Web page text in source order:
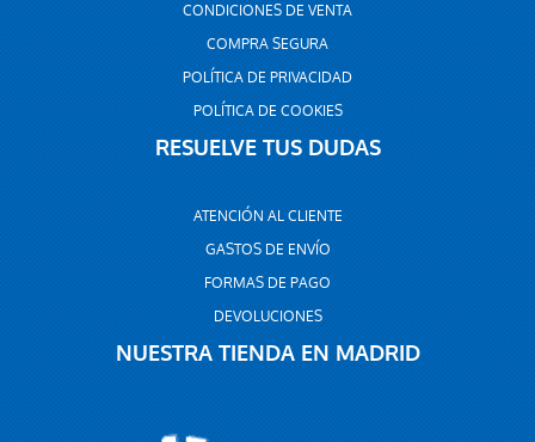
CONDICIONES DE VENTA
COMPRA SEGURA
POLÍTICA DE PRIVACIDAD
POLÍTICA DE COOKIES
RESUELVE TUS DUDAS
ATENCIÓN AL CLIENTE
GASTOS DE ENVÍO
FORMAS DE PAGO
DEVOLUCIONES
NUESTRA TIENDA EN MADRID